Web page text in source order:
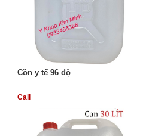
Cồn y tế 96 độ
Call